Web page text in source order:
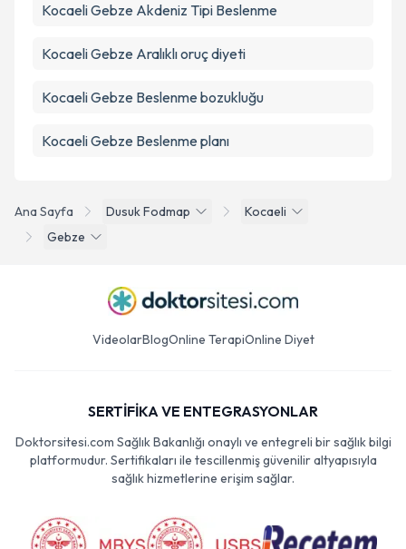
Ana Sayfa Dusuk Fodmap
Kocaeli
Gebze
Kocaeli Gebze Akdeniz Tipi Beslenme
Kocaeli Gebze Aralıklı oruç diyeti
Kocaeli Gebze Beslenme bozukluğu
Kocaeli Gebze Beslenme planı
VideolarBlogOnline TerapiOnline Diyet
SERTİFİKA VE ENTEGRASYONLAR
Doktorsitesi.com Sağlık Bakanlığı onaylı ve entegreli bir sağlık bilgi
platformudur. Sertifikaları ile tescillenmiş güvenilir altyapısıyla
sağlık hizmetlerine erişim sağlar.